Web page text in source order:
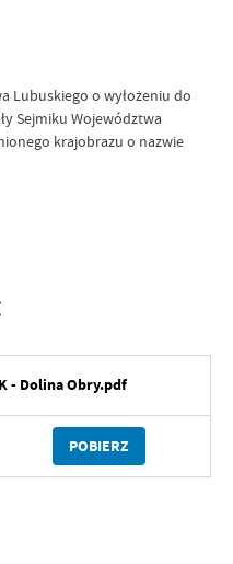
Lubuskiego o wyłożeniu do
Sejmiku Województwa
krajobrazu o nazwie
- Dolina Obry.pdf
POBIERZ